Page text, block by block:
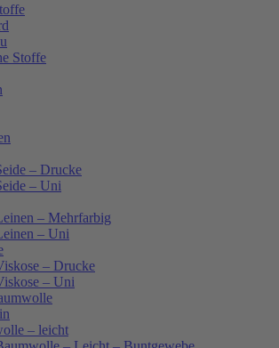
Stoffe
– Drucke
– Uni
– Mehrfarbig
– Uni
– Drucke
– Uni
– leicht